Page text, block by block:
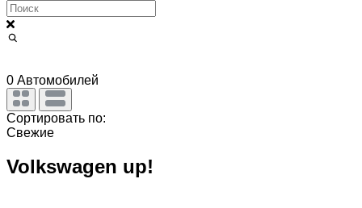
0 Автомобилей
Сортировать по:
Свежие
Volkswagen up!